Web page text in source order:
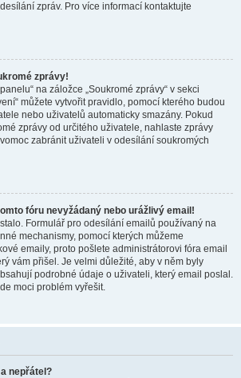
zpráv. Pro více informací kontaktujte
zprávy!
na záložce „Soukromé zprávy“ v sekci
můžete vytvořit pravidlo, pomocí kterého budou
nebo uživatelů automaticky smazány. Pokud
zprávy od určitého uživatele, nahlaste zprávy
zabránit uživateli v odesílání soukromých
fóru nevyžádaný nebo urážlivý email!
Formulář pro odesílání emailů používaný na
mechanismy, pomocí kterých můžeme
emaily, proto pošlete administrátorovi fóra email
vám přišel. Je velmi důležité, aby v něm byly
podrobné údaje o uživateli, který email poslal.
moci problém vyřešit.
nepřátel?